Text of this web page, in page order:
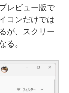
レビュー版で
コンだけでは
が、スクリー
る。